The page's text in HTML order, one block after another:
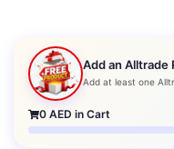
Add an Alltrade
Add at least one
0 AED in Cart